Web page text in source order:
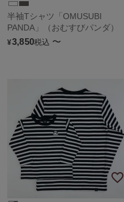
半袖Tシャツ「OMUSUBI
PANDA」（おむすびパンダ）
¥3,850税込 〜